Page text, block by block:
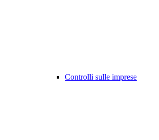
Controlli sulle imprese